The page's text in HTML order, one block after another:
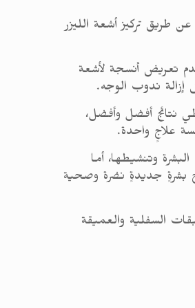
طريق تركيز أشعة الليزر
تعريض أنسجة لأشعة
إزالة ندوب الوجه.
نتائج أفضل وأفضل،
علاجٍ واحدة.
وتنشيطها، أما
بشرةٍ جديدةٍ نضرة وصحية
السفلية والعميقة